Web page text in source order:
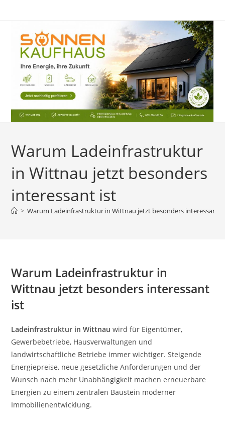
Warum Ladeinfrastruktur
in Wittnau jetzt besonders
interessant ist
> Warum Ladeinfrastruktur in Wittnau jetzt besonders interessant
Warum Ladeinfrastruktur in
Wittnau jetzt besonders interessant
ist
Ladeinfrastruktur in Wittnau wird für Eigentümer,
Gewerbebetriebe, Hausverwaltungen und
landwirtschaftliche Betriebe immer wichtiger. Steigende
Energiepreise, neue gesetzliche Anforderungen und der
Wunsch nach mehr Unabhängigkeit machen erneuerbare
Energien zu einem zentralen Baustein moderner
Immobilienentwicklung.